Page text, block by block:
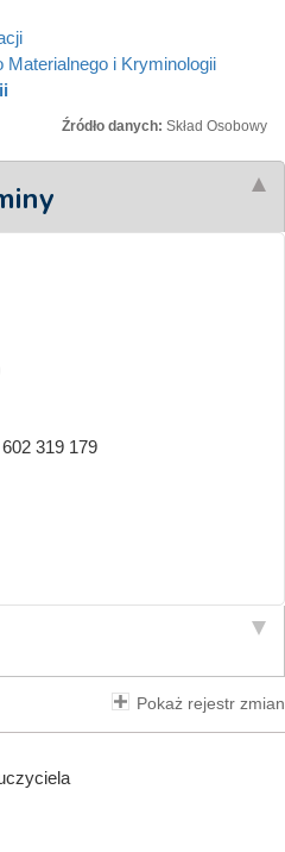
Materialnego i Kryminologii
Źródło danych: Skład Osobowy
319 179
Pokaż rejestr zmian